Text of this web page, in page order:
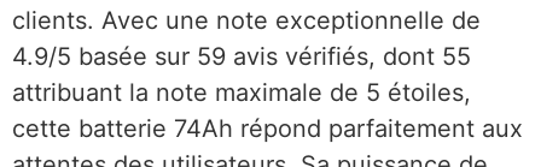
clients. Avec une note exceptionnelle de
4.9/5 basée sur 59 avis vérifiés, dont 55
attribuant la note maximale de 5 étoiles,
cette batterie 74Ah répond parfaitement aux